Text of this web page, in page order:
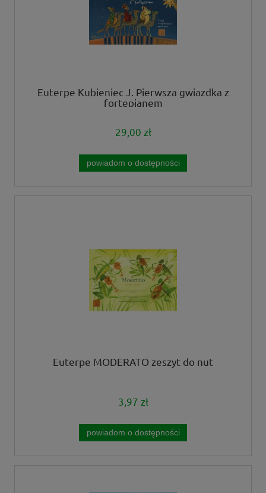
Euterpe Kubieniec J. Pierwsza gwiazdka z
fortepianem
29,00 zł
powiadom o dostępności
Euterpe MODERATO zeszyt do nut
3,97 zł
powiadom o dostępności